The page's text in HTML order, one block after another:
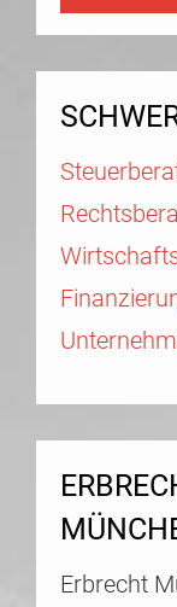
Erbrecht